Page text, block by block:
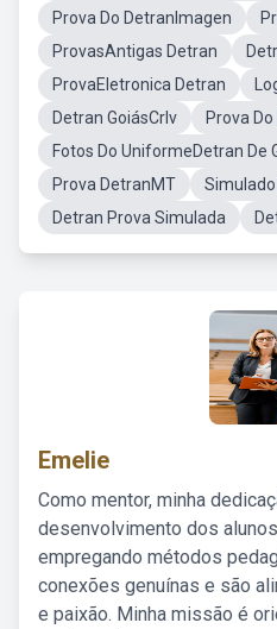
Prova Do DetranImagen
ProvasAntigas Detran
ProvaEletronica Detran
Detran GoiásCrlv
Prova
Fotos Do UniformeDetran De
Prova DetranMT
Detran Prova Simulada
Emelie
Como mentor, minha
desenvolvimento dos
empregando métodos
conexões genuínas e são
e paixão. Minha missão é